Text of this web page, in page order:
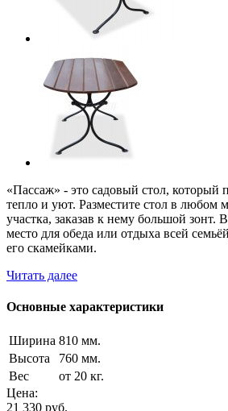
«Пассаж» - это садовый стол, который
тепло и уют. Разместите стол в любом
участка, заказав к нему большой
место для обеда или отдыха всей
его скамейками.
Читать далее
Основные характеристики
Ширина 810 мм.
Высота
760 мм.
Вес
от 20 кг.
Цена:
21 330 руб.